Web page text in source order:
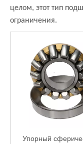
целом, этот тип
ограничения.
Упорный